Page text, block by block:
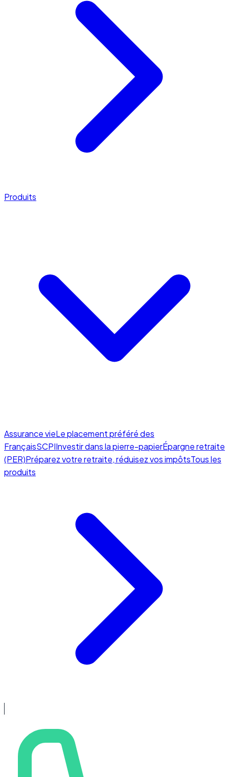
Produits
Assurance vieLe placement préféré des
FrançaisSCPIInvestir dans la pierre-papierÉpargne retraite
(PER)Préparez votre retraite, réduisez vos impôtsTous les
produits